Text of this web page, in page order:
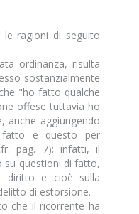
ragioni di seguito
ordinanza, risulta
sostanzialmente
"ho fatto qualche
offese tuttavia ho
aggiungendo
e questo per
pag. 7): infatti, il
su questioni di fatto,
diritto e cioè sulla
di estorsione.
che il ricorrente ha